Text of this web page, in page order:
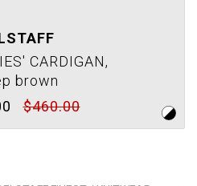
CARDIGAN,
brown
$460.00